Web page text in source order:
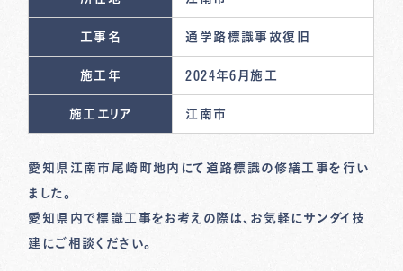
工事名 通学路標識事故復旧
施工年 2024年6月施工
施工エリア 江南市
愛知県江南市尾崎町地内にて道路標識の修繕工事を行い
ました。
愛知県内で標識工事をお考えの際は、お気軽にサンダイ技
建にご相談ください。